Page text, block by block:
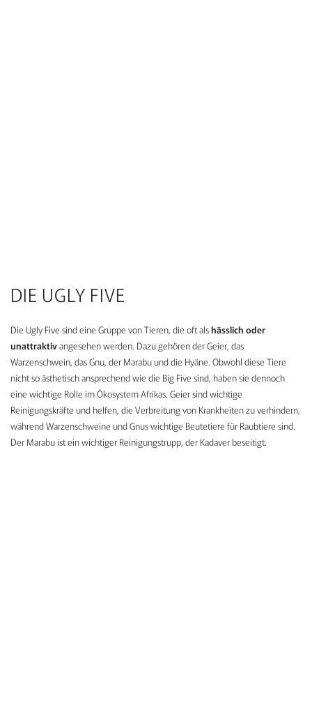
DIE UGLY FIVE
Die Ugly Five sind eine Gruppe von Tieren, die oft alshässlich oder
unattraktivangesehen werden. Dazu gehören der Geier, das
Warzenschwein, das Gnu, der Marabu und die Hyäne. Obwohl diese Tiere
nicht so ästhetisch ansprechend wie die Big Five sind, haben sie dennoch
eine wichtige Rolle im Ökosystem Afrikas. Geier sind wichtige
Reinigungskräfte und helfen, die Verbreitung von Krankheiten zu verhindern,
während Warzenschweine und Gnus wichtige Beutetiere für Raubtiere sind.
Der Marabu ist ein wichtiger Reinigungstrupp, der Kadaver beseitigt.